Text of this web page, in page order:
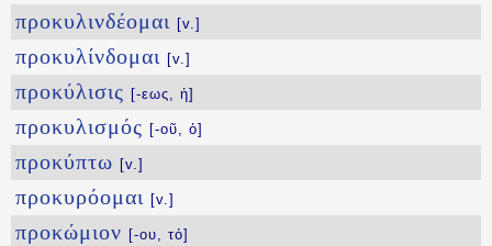
προκυλινδέομαι [v.]
προκυλίνδομαι [v.]
προκύλισις [-εως, ἡ]
προκυλισμός [-οῦ, ὁ]
προκύπτω [v.]
προκυρόομαι [v.]
προκώμιον [-ου, τό]